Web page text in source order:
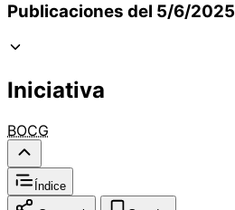
Publicaciones del 5/6/2025
Iniciativa
BOCG
Índice